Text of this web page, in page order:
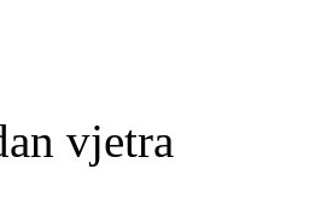
vjetra